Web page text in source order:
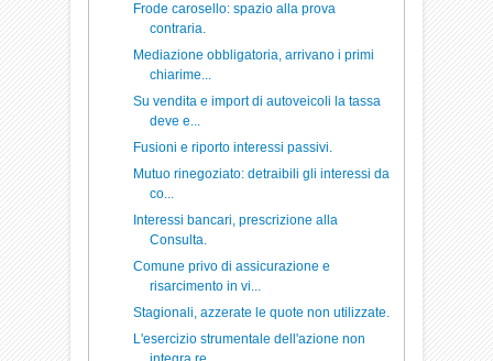
Frode carosello: spazio alla prova
contraria.
Mediazione obbligatoria, arrivano i primi
chiarime...
Su vendita e import di autoveicoli la tassa
deve e...
Fusioni e riporto interessi passivi.
Mutuo rinegoziato: detraibili gli interessi da
co...
Interessi bancari, prescrizione alla
Consulta.
Comune privo di assicurazione e
risarcimento in vi...
Stagionali, azzerate le quote non utilizzate.
L'esercizio strumentale dell'azione non